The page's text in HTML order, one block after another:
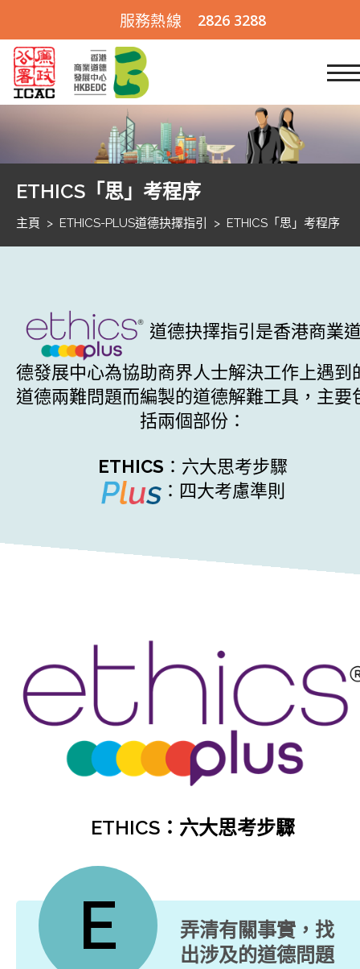
服務熱線 2826 3288
ETHICS「思」考程序
主頁 > ETHICS-PLUS道德抉擇指引 > ETHICS「思」考程序
道德抉擇指引是香港商業
德發展中心為協助商界人士解決工作上遇到
道德兩難問題而編製的道德解難工具，主要
括兩個部份：
ETHICS ：六大思考步驟
：四大考慮準則
ETHICS：六大思考步驟
E
弄清有關事實，找
出涉及的道德問題